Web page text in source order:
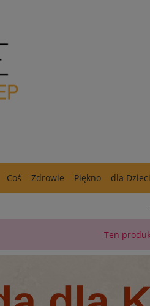
Coś Zdrowie Piękno dla Dzieci
Ten